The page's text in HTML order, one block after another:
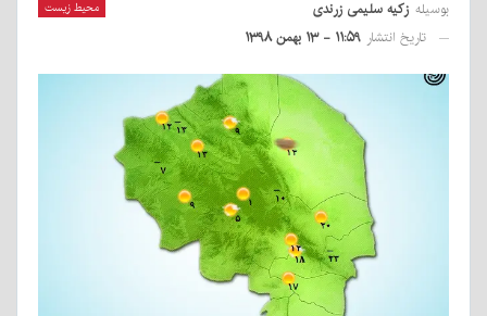
محیط زیست بوسیله زکیه سلیمی زرندی
تاریخ انتشار ۱۱:۵۹ - ۱۳ بهمن ۱۳۹۸